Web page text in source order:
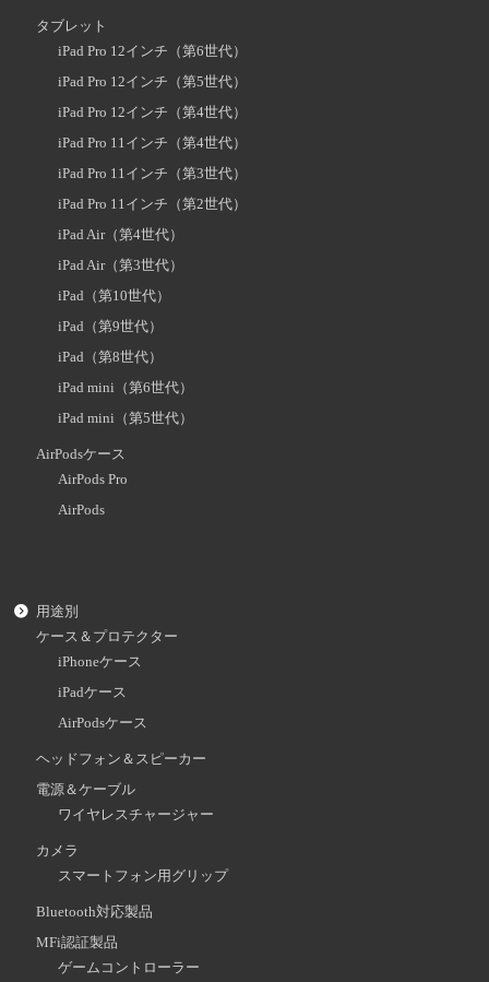
タブレット
iPad Pro 12インチ（第6世代）
iPad Pro 12インチ（第5世代）
iPad Pro 12インチ（第4世代）
iPad Pro 11インチ（第4世代）
iPad Pro 11インチ（第3世代）
iPad Pro 11インチ（第2世代）
iPad Air（第4世代）
iPad Air（第3世代）
iPad（第10世代）
iPad（第9世代）
iPad（第8世代）
iPad mini（第6世代）
iPad mini（第5世代）
AirPodsケース
AirPods Pro
AirPods
用途別
ケース＆プロテクター
iPhoneケース
iPadケース
AirPodsケース
ヘッドフォン＆スピーカー
電源＆ケーブル
ワイヤレスチャージャー
カメラ
スマートフォン用グリップ
Bluetooth対応製品
MFi認証製品
ゲームコントローラー